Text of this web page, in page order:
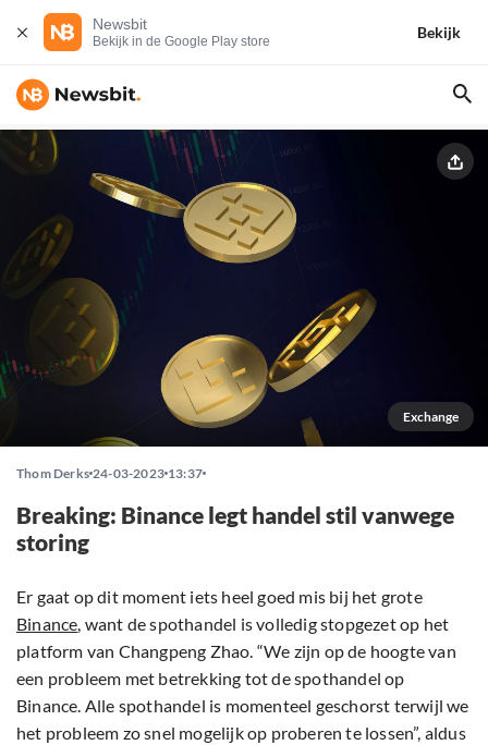
Newsbit
Bekijk in de Google Play store
Bekijk
Exchange
Thom Derks 24-03-2023 13:37
Breaking: Binance legt handel stil vanwege
storing
Er gaat op dit moment iets heel goed mis bij het grote
Binance, want de spothandel is volledig stopgezet op het
platform van Changpeng Zhao. “We zijn op de hoogte van
een probleem met betrekking tot de spothandel op
Binance. Alle spothandel is momenteel geschorst terwijl we
het probleem zo snel mogelijk op proberen te lossen”, aldus